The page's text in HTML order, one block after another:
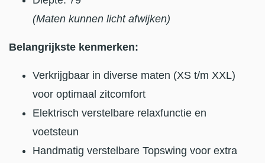
(Maten kunnen licht afwijken)
Belangrijkste kenmerken:
Verkrijgbaar in diverse maten (XS t/m XXL)
voor optimaal zitcomfort
Elektrisch verstelbare relaxfunctie en
voetsteun
Handmatig verstelbare Topswing voor extra